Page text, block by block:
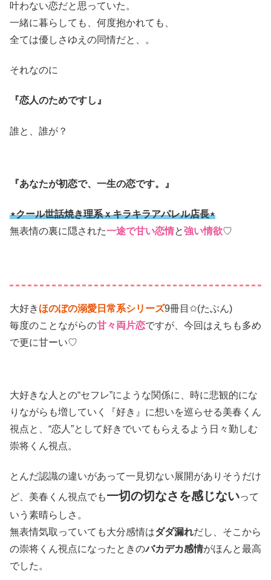
叶わない恋だと思っていた。
一緒に暮らしても、何度抱かれても、
全ては優しさゆえの同情だと、。
それなのに
『恋人のためですし』
誰と、誰が？
『あなたが初恋で、一生の恋です。』
⋆クール世話焼き理系ｘキラキラアパレル店長⋆
無表情の裏に隠された一途で甘い恋情と強い情欲♡
大好き ほのぼの溺愛日常系シリーズ9冊目✩(たぶん)
毎度のことながらの甘々両片恋ですが、今回はえちも多め
で更に甘ーい♡
大好きな人との“セフレ”にような関係に、時に悲観的にな
りながらも増していく『好き』に想いを巡らせる美春くん
視点と、“恋人”として好きでいてもらえるよう日々勤しむ
崇将くん視点。
とんだ認識の違いがあって一見切ない展開がありそうだけ
ど、美春くん視点でも一切の切なさを感じないって
いう素晴らしさ。
無表情気取っていても大分感情はダダ漏れだし、そこから
の崇将くん視点になったときのバカデカ感情がほんと最高
でした。